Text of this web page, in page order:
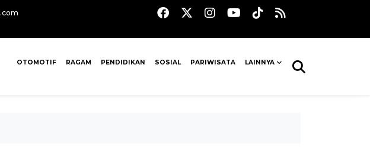
OTOMOTIF RAGAM PENDIDIKAN SOSIAL PARIWISATA LAINNYA